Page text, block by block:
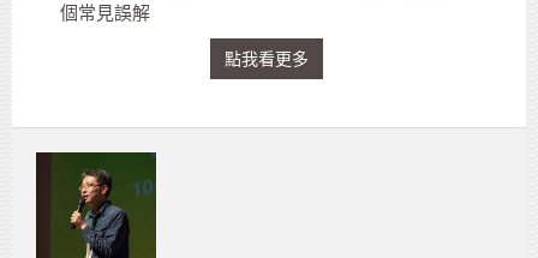
個常見誤解
點我看更多